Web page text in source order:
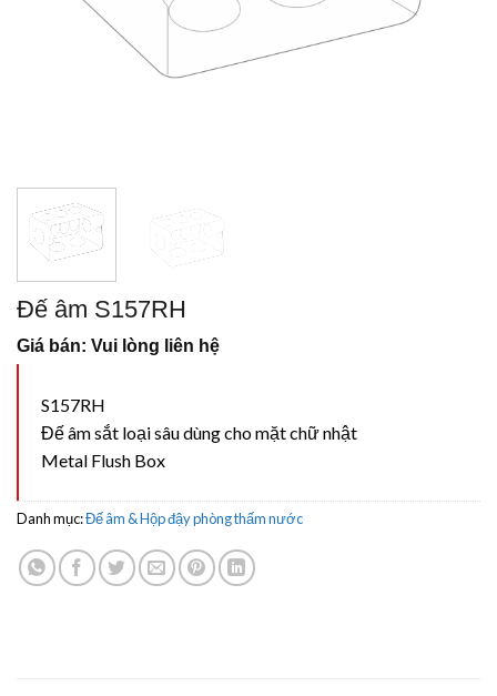
Đế âm S157RH
Giá bán: Vui lòng liên hệ
S157RH
Đế âm sắt loại sâu dùng cho mặt chữ nhật
Metal Flush Box
Danh mục:Đế âm & Hộp đậy phòng thấm nước